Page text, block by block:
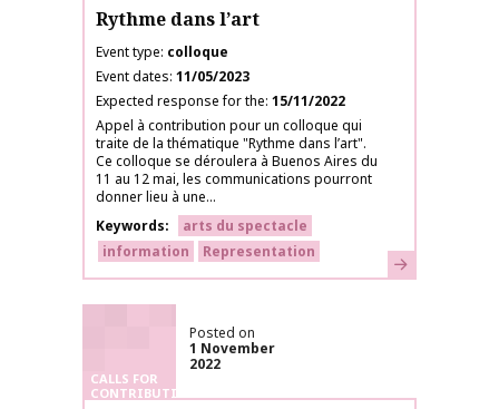
Rythme dans l’art
Event type colloque
Event dates 11/05/2023
Expected response for the 15/11/2022
Appel à contribution pour un colloque qui
traite de la thématique "Rythme dans l’art".
Ce colloque se déroulera à Buenos Aires du
11 au 12 mai, les communications pourront
donner lieu à une...
Keywords
arts du spectacle
information
Representation Learn more
CALLS FOR
CONTRIBUTIONS
Posted on
1 November
2022